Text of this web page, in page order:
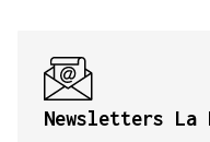
Newsletters La